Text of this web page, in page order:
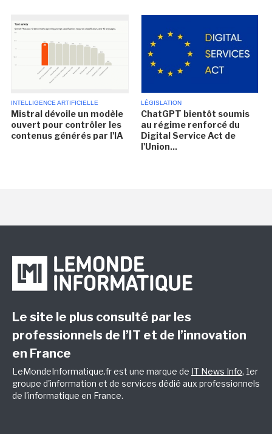
INTELLIGENCE ARTIFICIELLE
Mistral dévoile un modèle
ouvert pour contrôler les
contenus générés par l'IA
LÉGISLATION
ChatGPT bientôt soumis
au régime renforcé du
Digital Service Act de
l'Union...
Le site le plus consulté par les
professionnels de l’IT et de l’innovation
en France
LeMondeInformatique.fr est une marque de IT News Info, 1er
groupe d'information et de services dédié aux professionnels
de l'informatique en France.